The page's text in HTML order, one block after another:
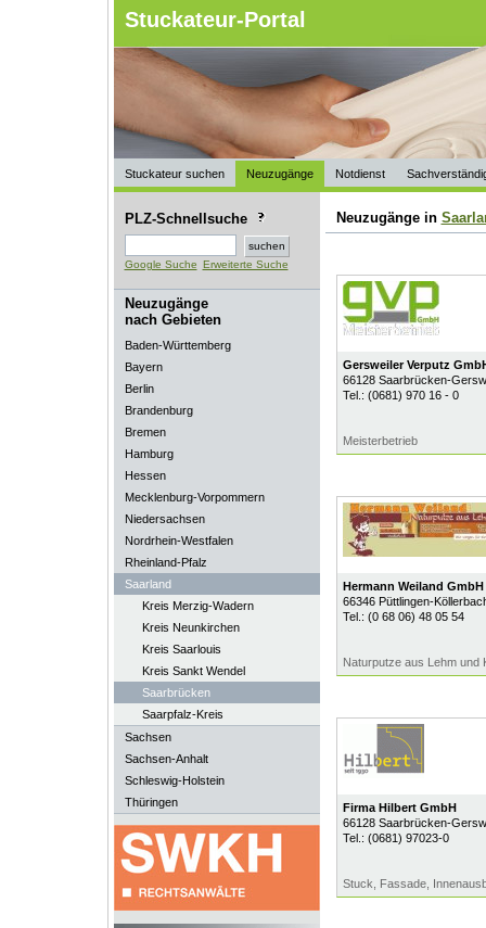
Stuckateur-Portal
Stuckateur suchen Neuzugänge Notdienst
PLZ-Schnellsuche
Google Suche Erweiterte Suche
Neuzugänge
nach Gebieten
Baden-Württemberg
Bayern
Berlin
Brandenburg
Bremen
Hamburg
Hessen
Mecklenburg-Vorpommern
Niedersachsen
Nordrhein-Westfalen
Rheinland-Pfalz
Saarland
Kreis Merzig-Wadern
Kreis Neunkirchen
Kreis Saarlouis
Kreis Sankt Wendel
Saarbrücken
Saarpfalz-Kreis
Sachsen
Sachsen-Anhalt
Schleswig-Holstein
Thüringen
Neuzugänge in
Gersweiler Verputz
66128 Saarbrücken-
Tel.: (0681) 970 16 - 0
Meisterbetrieb
Hermann Weiland GmbH
66346 Püttlingen-
Tel.: (0 68 06) 48 05 54
Naturputze aus Lehm und
Firma Hilbert GmbH
66128 Saarbrücken-
Tel.: (0681) 97023-0
Stuck, Fassade,